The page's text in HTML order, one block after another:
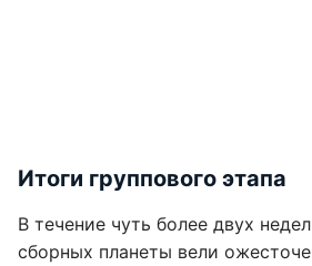
Итоги группового этапа
В течение чуть более двух
сборных планеты вели